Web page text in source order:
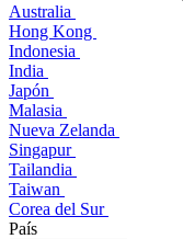
Australia
Hong Kong
Indonesia
India
Japón
Malasia
Nueva Zelanda
Singapur
Tailandia
Taiwan
Corea del Sur
País